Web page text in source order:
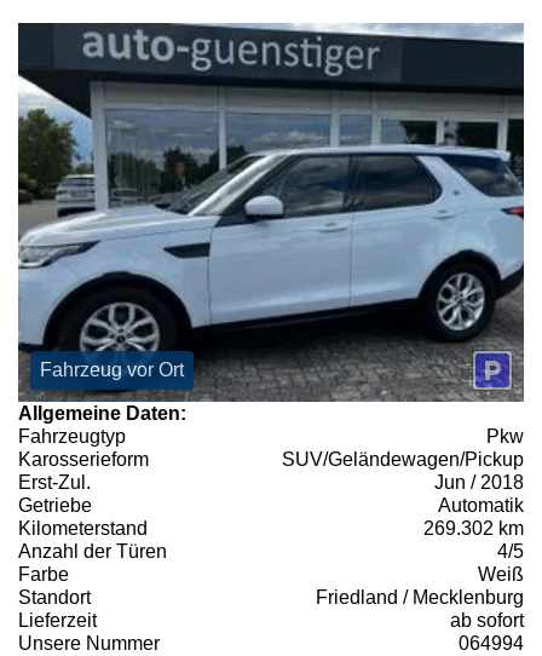
Fahrzeug vor Ort
Allgemeine Daten:
Fahrzeugtyp
Pkw
Karosserieform
SUV/Geländewagen/Pickup
Erst-Zul.
Jun / 2018
Getriebe
Automatik
Kilometerstand
269.302 km
Anzahl der Türen
4/5
Farbe
Weiß
Standort
Friedland / Mecklenburg
Lieferzeit
ab sofort
Unsere Nummer
064994